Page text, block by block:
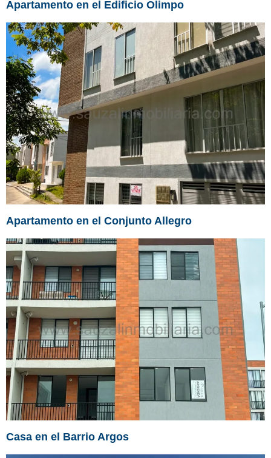
Apartamento en el Edificio Olimpo
Apartamento en el Conjunto Allegro
Casa en el Barrio Argos